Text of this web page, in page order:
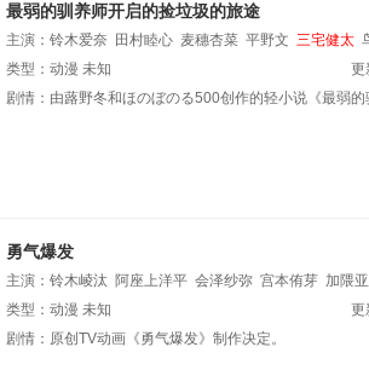
最弱的驯养师开启的捡垃圾的旅途
主演： 铃木爱奈 田村睦心 麦穗杏菜 平野文 三宅健太
类型： 动漫 未知
更
剧情： 由蕗野冬和ほのぼのる500创作的轻小说《最弱
勇气爆发
主演： 铃木崚汰 阿座上洋平 会泽纱弥 宫本侑芽 加隈
类型： 动漫 未知
更
剧情： 原创TV动画《勇气爆发》制作决定。